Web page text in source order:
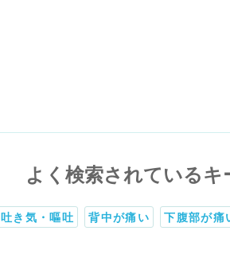
よく検索されているキ
吐き気・嘔吐 背中が痛い 下腹部が痛